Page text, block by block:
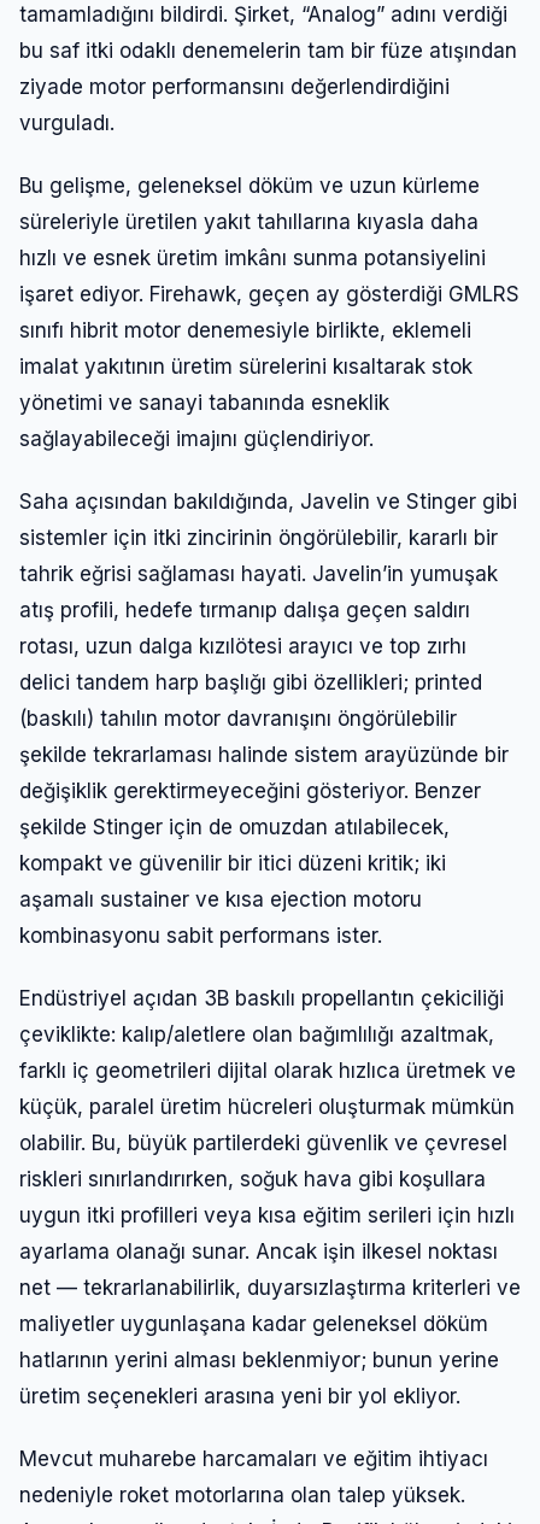
tamamladığını bildirdi. Şirket, “Analog” adını verdiği
bu saf itki odaklı denemelerin tam bir füze atışından
ziyade motor performansını değerlendirdiğini
vurguladı.
Bu gelişme, geleneksel döküm ve uzun kürleme
süreleriyle üretilen yakıt tahıllarına kıyasla daha
hızlı ve esnek üretim imkânı sunma potansiyelini
işaret ediyor. Firehawk, geçen ay gösterdiği GMLRS
sınıfı hibrit motor denemesiyle birlikte, eklemeli
imalat yakıtının üretim sürelerini kısaltarak stok
yönetimi ve sanayi tabanında esneklik
sağlayabileceği imajını güçlendiriyor.
Saha açısından bakıldığında, Javelin ve Stinger gibi
sistemler için itki zincirinin öngörülebilir, kararlı bir
tahrik eğrisi sağlaması hayati. Javelin’in yumuşak
atış profili, hedefe tırmanıp dalışa geçen saldırı
rotası, uzun dalga kızılötesi arayıcı ve top zırhı
delici tandem harp başlığı gibi özellikleri; printed
(baskılı) tahılın motor davranışını öngörülebilir
şekilde tekrarlaması halinde sistem arayüzünde bir
değişiklik gerektirmeyeceğini gösteriyor. Benzer
şekilde Stinger için de omuzdan atılabilecek,
kompakt ve güvenilir bir itici düzeni kritik; iki
aşamalı sustainer ve kısa ejection motoru
kombinasyonu sabit performans ister.
Endüstriyel açıdan 3B baskılı propellantın çekiciliği
çeviklikte: kalıp/aletlere olan bağımlılığı azaltmak,
farklı iç geometrileri dijital olarak hızlıca üretmek ve
küçük, paralel üretim hücreleri oluşturmak mümkün
olabilir. Bu, büyük partilerdeki güvenlik ve çevresel
riskleri sınırlandırırken, soğuk hava gibi koşullara
uygun itki profilleri veya kısa eğitim serileri için hızlı
ayarlama olanağı sunar. Ancak işin ilkesel noktası
net — tekrarlanabilirlik, duyarsızlaştırma kriterleri ve
maliyetler uygunlaşana kadar geleneksel döküm
hatlarının yerini alması beklenmiyor; bunun yerine
üretim seçenekleri arasına yeni bir yol ekliyor.
Mevcut muharebe harcamaları ve eğitim ihtiyacı
nedeniyle roket motorlarına olan talep yüksek.